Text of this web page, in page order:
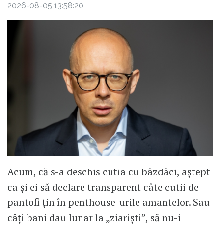
2026-08-05 13:58:20
Acum, că s-a deschis cutia cu bâzdâci, aștept
ca și ei să declare transparent câte cutii de
pantofi țin în penthouse-urile amantelor. Sau
câți bani dau lunar la „ziariști”, să nu-i